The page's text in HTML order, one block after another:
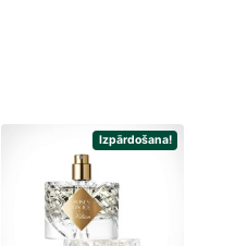
Izpārdošana!